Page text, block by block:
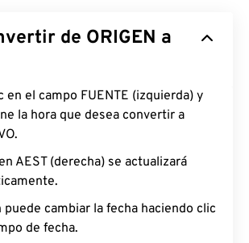
de ORIGEN a
en el campo FUENTE (izquierda) y
la hora que desea convertir a
AEST (derecha) se actualizará
puede cambiar la fecha haciendo clic
de fecha.